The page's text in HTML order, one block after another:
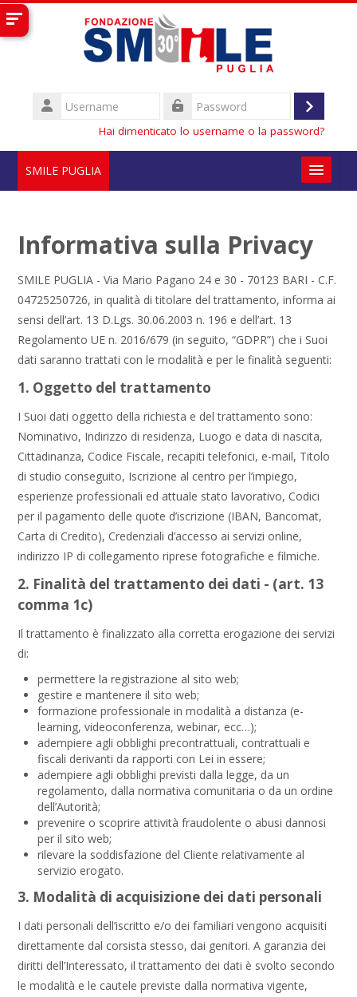
Vai al contenuto principale
Username
Login
Hai dimenticato lo username o la password?
SMILE PUGLIA
Privacy Policy
Contatti
Italiano ‎(it)‎
Cerca
corsi
Informativa sulla Privacy
SMILE PUGLIA - Via Mario Pagano 24 e 30 - 70123 BARI - C.F.
04725250726, in qualità di titolare del trattamento, informa ai
sensi dell’art. 13 D.Lgs. 30.06.2003 n. 196 e dell’art. 13
Regolamento UE n. 2016/679 (in seguito, “GDPR”) che i Suoi
dati saranno trattati con le modalità e per le finalità seguenti:
1. Oggetto del trattamento
I Suoi dati oggetto della richiesta e del trattamento sono:
Nominativo, Indirizzo di residenza, Luogo e data di nascita,
Cittadinanza, Codice Fiscale, recapiti telefonici, e-mail, Titolo
di studio conseguito, Iscrizione al centro per l’impiego,
esperienze professionali ed attuale stato lavorativo, Codici
per il pagamento delle quote d’iscrizione (IBAN, Bancomat,
Carta di Credito), Credenziali d’accesso ai servizi online,
indirizzo IP di collegamento riprese fotografiche e filmiche.
2. Finalità del trattamento dei dati - (art. 13
comma 1c)
Il trattamento è finalizzato alla corretta erogazione dei servizi
di:
permettere la registrazione al sito web;
gestire e mantenere il sito web;
formazione professionale in modalità a distanza (e-
learning, videoconferenza, webinar, ecc…);
adempiere agli obblighi precontrattuali, contrattuali e
fiscali derivanti da rapporti con Lei in essere;
adempiere agli obblighi previsti dalla legge, da un
regolamento, dalla normativa comunitaria o da un ordine
dell’Autorità;
prevenire o scoprire attività fraudolente o abusi dannosi
per il sito web;
rilevare la soddisfazione del Cliente relativamente al
servizio erogato.
3. Modalità di acquisizione dei dati personali
I dati personali dell’iscritto e/o dei familiari vengono acquisiti
direttamente dal corsista stesso, dai genitori. A garanzia dei
diritti dell’Interessato, il trattamento dei dati è svolto secondo
le modalità e le cautele previste dalla normativa vigente,